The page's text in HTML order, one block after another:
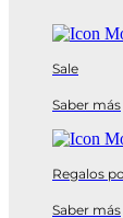
Sale
Saber más
Regalos
Saber más